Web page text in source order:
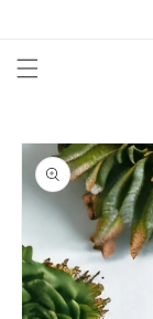
Passa alle
informazioni
sul prodotto